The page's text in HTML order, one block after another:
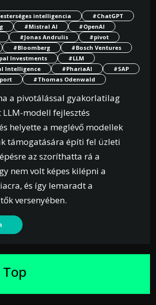
intelligencia
#ChatGPT
#Mistral AI
#OpenAI
#Jonas Andrulis
#pivot
#Bloomberg
#Bosch Ventures
Investments
#LLM
Intelligence
#PhariaAI
#SAP
#Thomas Odenwald
a pivotálással gyakorlatilag
LLM-modell fejlesztés
helyette a meglévő modellek
támogatására építi fel üzleti
az szoríthatta rá a
nem volt képes kilépni a
és így lemaradt a
versenyében.